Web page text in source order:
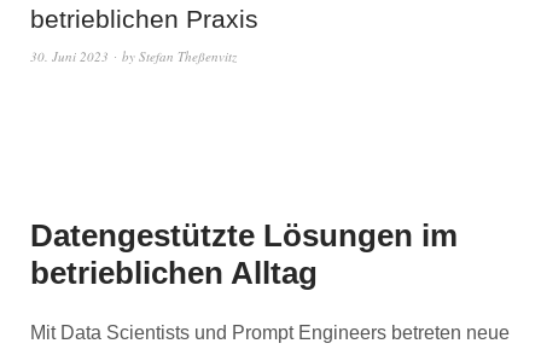
betrieblichen Praxis
30. Juni 2023 by Stefan Theßenvitz
Datengestützte Lösungen im
betrieblichen Alltag
Mit Data Scientists und Prompt Engineers betreten neue